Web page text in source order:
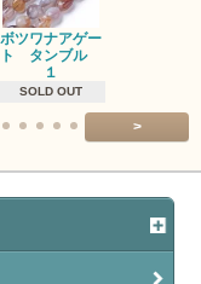
ボツワナアゲー
ト タンブル
１
SOLD OUT
>